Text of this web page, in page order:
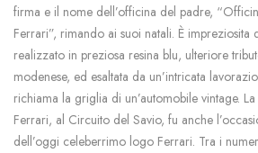
firma e il nome dell’officina del padre,
Ferrari”, rimando ai suoi natali. È impreziosita
realizzato in preziosa resina blu, ulteriore
modenese, ed esaltata da un’intricata
richiama la griglia di un’automobile vintage.
Ferrari, al Circuito del Savio, fu anche
dell’oggi celeberrimo logo Ferrari. Tra i